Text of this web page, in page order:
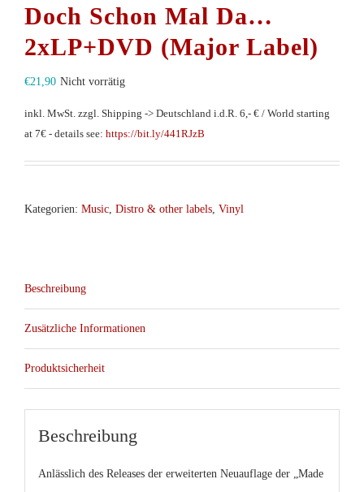
Doch Schon Mal Da…
2xLP+DVD (Major Label)
€21,90 Nicht vorrätig
inkl. MwSt. zzgl. Shipping -> Deutschland i.d.R. 6,- € / World starting
at 7€ - details see: https://bit.ly/441RJzB
Kategorien: Music Distro & other labels Vinyl
Beschreibung
Zusätzliche Informationen
Produktsicherheit
Beschreibung
Anlässlich des Releases der erweiterten Neuauflage der „Made